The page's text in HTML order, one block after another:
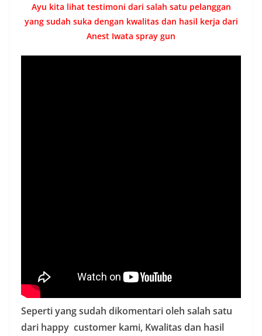
Ayu kita lihat testimoni dari salah satu pelanggan
yang sudah suka dengan kwalitas dan hasil kerja dari
Anest Iwata spray gun
Seperti yang sudah dikomentari oleh salah satu
dari happy customer kami, Kwalitas dan hasil